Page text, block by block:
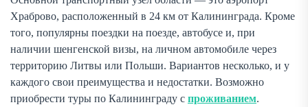
Храброво, расположенный в 24 км от Калининграда. Кроме
того, популярны поездки на поезде, автобусе и, при
наличии шенгенской визы, на личном автомобиле через
территорию Литвы или Польши. Вариантов несколько, и у
каждого свои преимущества и недостатки. Возможно
приобрести туры по Калининграду с проживанием.